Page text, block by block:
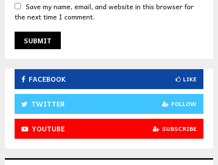
Save my name, email, and website in this browser for
the next time I comment.
FACEBOOK LIKE
TWITTER FOLLOW
YOUTUBE SUBSCRIBE